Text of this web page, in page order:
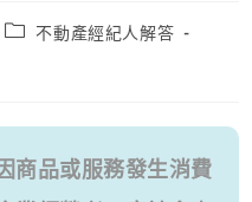
Post不動產經紀人解答
商品或服務發生消費